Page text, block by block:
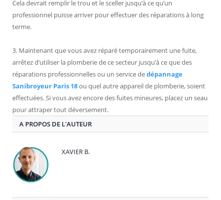
Cela devrait remplir le trou et le sceller jusqu’à ce qu’un
professionnel puisse arriver pour effectuer des réparations à long
terme.
3. Maintenant que vous avez réparé temporairement une fuite,
arrêtez d’utiliser la plomberie de ce secteur jusqu’à ce que des
réparations professionnelles ou un service dedépannage
Sanibroyeur Paris 18ou quel autre appareil de plomberie, soient
effectuées. Si vous avez encore des fuites mineures, placez un seau
pour attraper tout déversement.
A PROPOS DE L'AUTEUR
XAVIER B.